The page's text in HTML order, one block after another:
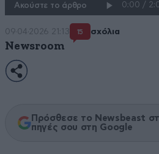
Ακούστε το άρθρο
09·04·2026 21:13 15 σχόλια
Newsroom
Πρόσθεσε το Newsbeast
πηγές σου στη Google